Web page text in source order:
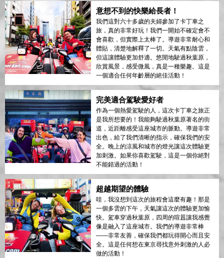
意想不到的快樂給長者！
我們這對六十多歲的夫婦參加了卡丁車之
旅，真的非常好玩！我們一開始不確定會不
會喜歡，但實際上太棒了。導遊非常耐心和
體貼，清楚地解釋了一切。天氣有點陰雲，
但這讓體驗更加舒適。悠閒地駛過秋葉原，
欣賞風景，感受微風，真是一種樂趣。這是
一個適合任何年齡層的絕佳活動！
完美適合駕駛愛好者
作為一個熱愛駕駛的人，這次卡丁車之旅正
是我所想要的！我能夠駛過秋葉原著名的街
道，近距離感受這座城市的脈動。導遊非常
出色，給了我們清晰的指示，確保我們的安
全。晚上的涼風和城市的燈光讓這次體驗更
加刺激。如果你喜歡駕駛，這是一個你絕對
不能錯過的活動！
超越期望的體驗
哇，我沒想到這次的旅程會這麼有趣！那是
一個多雲的下午，天氣讓這次的體驗更加愉
快。駕車穿過秋葉原，四周的喧囂讓我感覺
像是融入了這座城市。我們的導遊非常棒
——非常友善，確保我們都玩得開心而且安
全。這是任何想在東京尋找意外刺激的人必
做的活動！